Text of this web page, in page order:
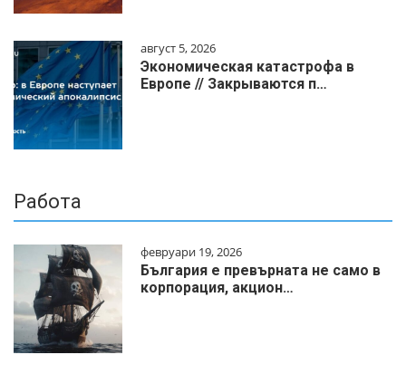
август 5, 2026
Экономическая катастрофа в
Европе // Закрываются п…
Работа
февруари 19, 2026
България е превърната не само в
корпорация, акцион…